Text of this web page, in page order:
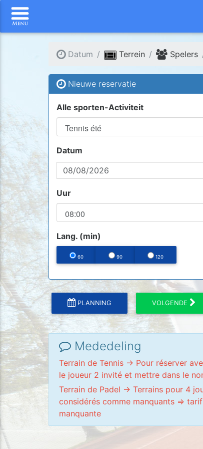
Datum Terrein Spelers
Nieuwe reservatie
Alle sporten-Activiteit
Datum
Uur
Lang. (min)
60 90 120
PLANNING VOLGENDE
Mededeling
Terrain de Tennis -> Pour réserver
le joueur 2 invité et mettre dans le
Terrain de Padel -> Terrains pour 4
considérés comme manquants =>
manquante